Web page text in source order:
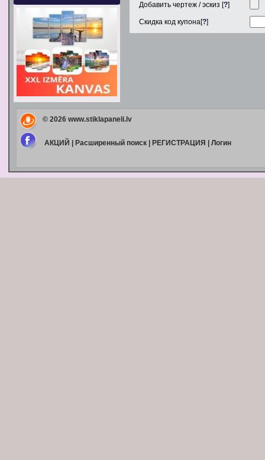
Добавить чертеж / эскиз [?]
Скидка код купона[?]
© 2026 www.stiklapaneli.lv
АКЦИЙ Расширенный поиск| РЕГИСТРАЦИЯ Логин